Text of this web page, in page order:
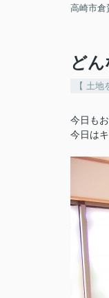
高崎市倉
ど
【 土
今日も
今日は